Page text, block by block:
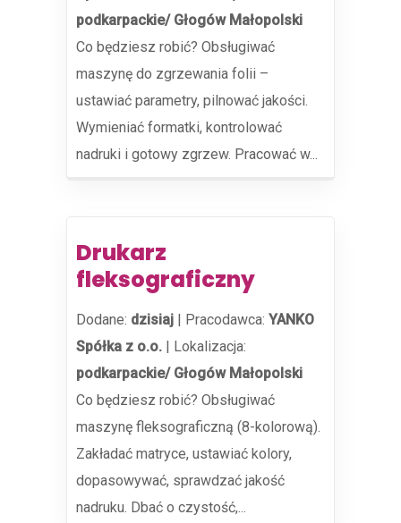
podkarpackie/ Głogów Małopolski
Co będziesz robić? Obsługiwać
maszynę do zgrzewania folii –
ustawiać parametry, pilnować jakości.
Wymieniać formatki, kontrolować
nadruki i gotowy zgrzew. Pracować w...
Drukarz
fleksograficzny
Dodane: dzisiaj | Pracodawca: YANKO
Spółka z o.o. | Lokalizacja:
podkarpackie/ Głogów Małopolski
Co będziesz robić? Obsługiwać
maszynę fleksograficzną (8-kolorową).
Zakładać matryce, ustawiać kolory,
dopasowywać, sprawdzać jakość
nadruku. Dbać o czystość,...